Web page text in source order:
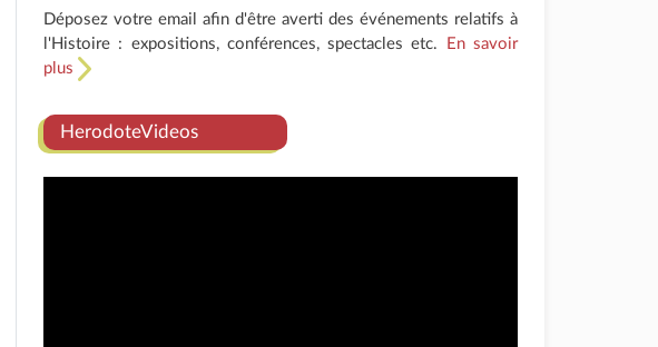
Déposez votre email afin d'être averti des événements relatifs à
l'Histoire : expositions, conférences, spectacles etc.
En savoir
plus
HerodoteVideos